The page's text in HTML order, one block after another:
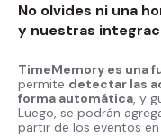
No olvides ni una
y nuestras
TimeMemory es una
permite detectar las
forma automática, y
Luego, se podrán
partir de los eventos